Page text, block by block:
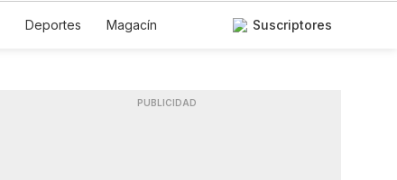
Deportes
Magacín
Suscriptores
PUBLICIDAD